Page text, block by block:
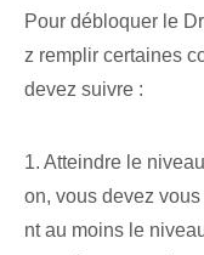
Pour débloquer le
z remplir certaines
devez suivre :
1. Atteindre le
on, vous devez
nt au moins le